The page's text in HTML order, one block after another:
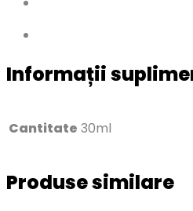
Informații
Cantitate 30ml
Produse similare